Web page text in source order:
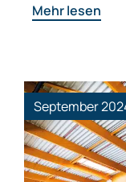
Mehr lesen
September